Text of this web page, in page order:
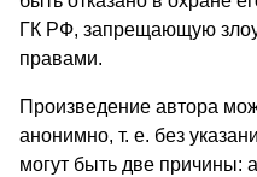
ГК РФ, запрещающую
правами.
Произведение автора
анонимно, т. е. без
могут быть две при­чины: